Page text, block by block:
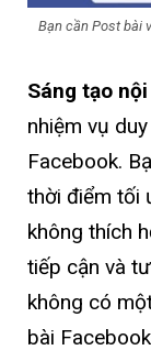
Bạn cần Post bài
Sáng tạo
nhiệm vụ
Facebook.
thời điểm tối
không thích
tiếp cận và
không có
bài